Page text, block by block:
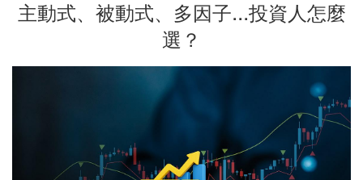
主動式、被動式、多因子...投資人怎麼
選？